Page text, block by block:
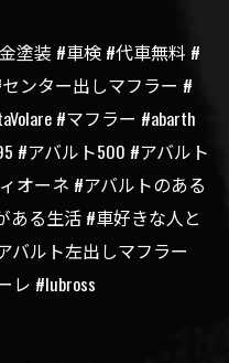
塗装 #車検 #代車無料 #
ンター出しマフラー #
#マフラー #abarth
#アバルト500 #アバルト
オーネ #アバルトのある
ある生活 #車好きな人と
バルト左出しマフラー
レ #lubross